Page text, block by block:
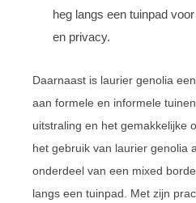
heg langs een tuinpad
en privacy.
Daarnaast is laurier genolia
aan formele en informele
uitstraling en het gemakkelijke
het gebruik van laurier genolia
onderdeel van een mixed
langs een tuinpad. Met zijn